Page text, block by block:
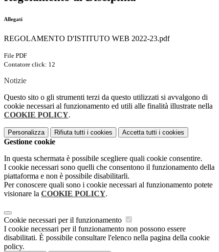
Allegati
REGOLAMENTO D'ISTITUTO WEB 2022-23.pdf
File PDF
Contatore click: 12
Notizie
Questo sito o gli strumenti terzi da questo utilizzati si avvalgono di
cookie necessari al funzionamento ed utili alle finalità illustrate nella
COOKIE POLICY.
Personalizza Rifiuta tutti i cookies Accetta tutti i cookies
Gestione cookie
In questa schermata è possibile scegliere quali cookie consentire.
I cookie necessari sono quelli che consentono il funzionamento della
piattaforma e non è possibile disabilitarli.
Per conoscere quali sono i cookie necessari al funzionamento potete
visionare la COOKIE POLICY.
Cookie necessari per il funzionamento
I cookie necessari per il funzionamento non possono essere
disabilitati. È possibile consultare l'elenco nella pagina della cookie
policy.